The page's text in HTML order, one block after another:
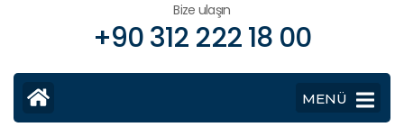
Bize ulaşın
+90 312 222 18 00
MENÜ